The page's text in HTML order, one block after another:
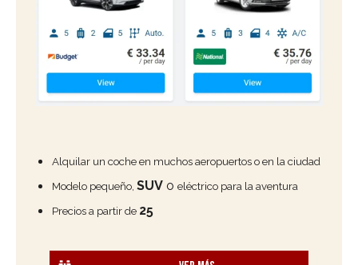
Alquilar un coche en muchos aeropuertos o en la ciudad
Modelo pequeño, SUV o eléctrico para la aventura
Precios a partir de 25